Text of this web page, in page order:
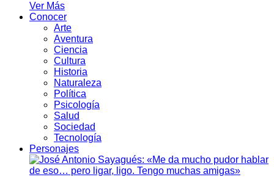
Ver Más
Conocer
Arte
Aventura
Ciencia
Cultura
Historia
Naturaleza
Política
Psicología
Salud
Sociedad
Tecnología
Personajes